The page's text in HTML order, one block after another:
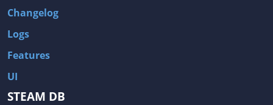
Changelog
Logs
Features
UI
STEAM DB